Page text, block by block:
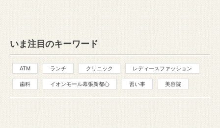
いま注目のキーワード
ATM ランチ クリニック レディースファッション
歯科 イオンモール幕張新都心 習い事 美容院